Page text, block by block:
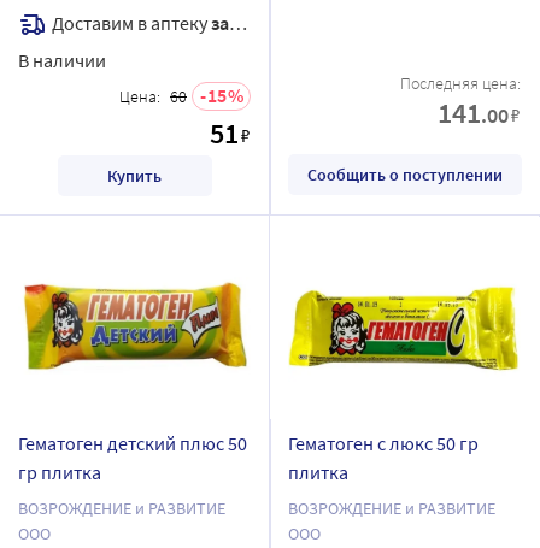
Доставим в аптекузавтра
В наличии
Цена: 60 15
51₽
Купить
Последняя цена:
141.00₽
Сообщить о поступлении
Гематоген детский плюс 50
гр плитка
ВОЗРОЖДЕНИЕ и РАЗВИТИЕ
ООО
Гематоген с люкс 50 гр
плитка
ВОЗРОЖДЕНИЕ и РАЗВИТИЕ
ООО